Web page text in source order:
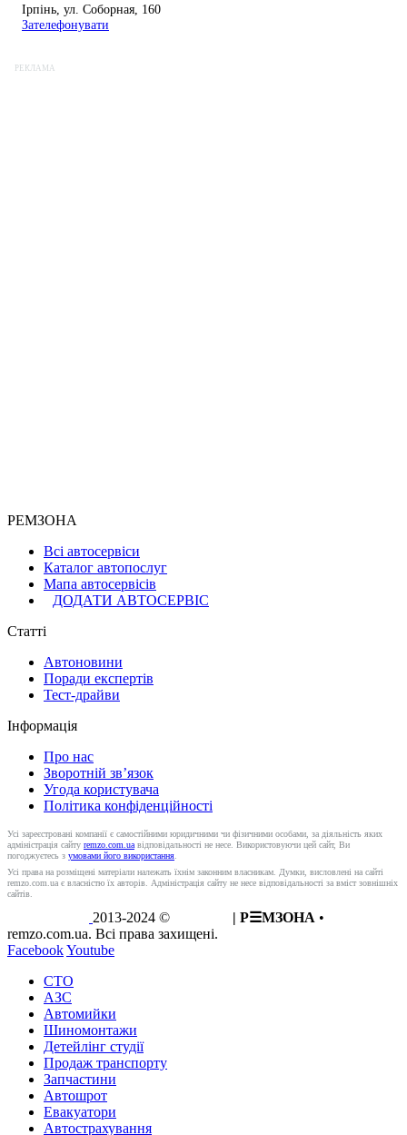
Ірпінь, ул. Соборная, 160
Зателефонувати
РЕКЛАМА
РЕМЗОНА
Всі автосервіси
Каталог автопослуг
Мапа автосервісів
ДОДАТИ АВТОСЕРВІС
Статті
Автоновини
Поради експертів
Тест-драйви
Інформація
Про нас
Зворотній зв’язок
Угода користувача
Політика конфіденційності
Усі зареєстровані компанії є самостійними юридичними чи фізичними особами, за діяльність яких
адміністрація сайту remzo.com.uaвідповідальності не несе. Використовуючи цей сайт, Ви
погоджуєтесь з умовами його використання.
Усі права на розміщені матеріали належать їхнім законним власникам. Думки, висловлені на сайті
remzo.com.ua є власністю їх авторів. Адміністрація сайту не несе відповідальності за вміст зовнішніх
сайтів.
2013-2024 © | Р☰МЗОНА •
remzo.com.ua. Всі права захищені.
FacebookYoutube
СТО
АЗС
Автомийки
Шиномонтажи
Детейлінг студії
Продаж транспорту
Запчастини
Автошрот
Евакуатори
Автострахування